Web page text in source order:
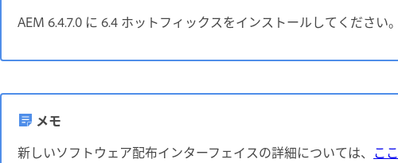
AEM 6.4.7.0 に 6.4 ホットフィックスをインストールしてください。
メモ
新しいソフトウェア配布インターフェイスの詳細については、 ここ